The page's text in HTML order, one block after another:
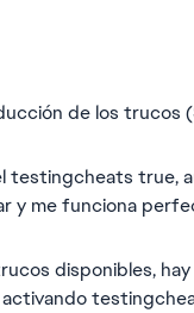
de los trucos
testingcheats true,
y me funciona
disponibles,